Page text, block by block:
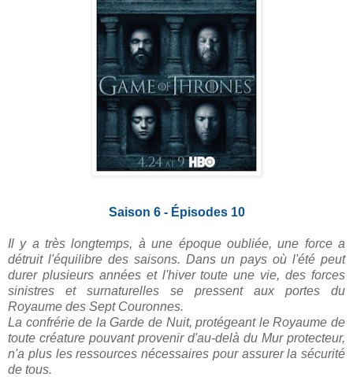
Saison 6 - Épisodes 10
Il y a très longtemps, à une époque oubliée, une force a
détruit l'équilibre des saisons. Dans un pays où l'été peut
durer plusieurs années et l'hiver toute une vie, des forces
sinistres et surnaturelles se pressent aux portes du
Royaume des Sept Couronnes.
La confrérie de la Garde de Nuit, protégeant le Royaume de
toute créature pouvant provenir d'au-delà du Mur protecteur,
n'a plus les ressources nécessaires pour assurer la sécurité
de tous.